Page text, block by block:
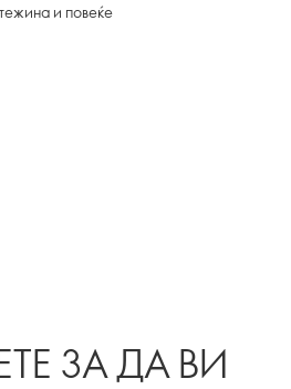
и повеќе
ЗА ДА ВИ